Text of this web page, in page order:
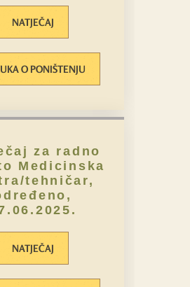
NATJEČAJ
O PONIŠTENJU
za radno
Medicinska
tehničar,
NATJEČAJ